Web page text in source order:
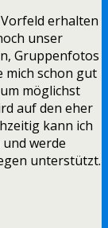
erhalten
unser
Gruppenfotos
mich schon gut
möglichst
auf den eher
kann ich
werde
unterstützt.